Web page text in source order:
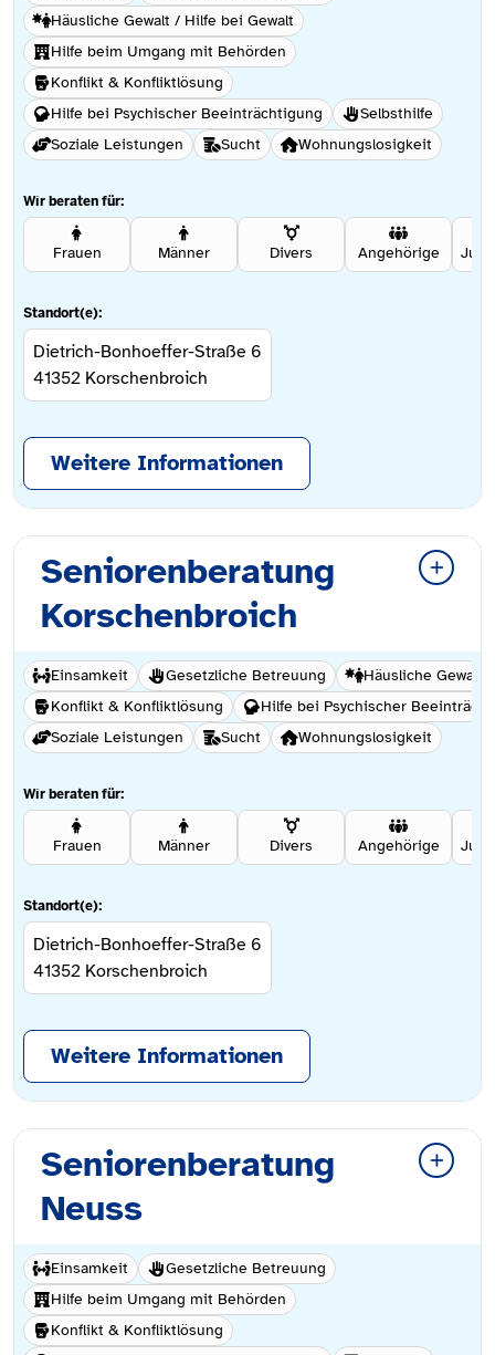
Häusliche Gewalt / Hilfe bei Gewalt
Hilfe beim Umgang mit Behörden
Konflikt & Konfliktlösung
Hilfe bei Psychischer Beeinträchtigung
Selbsthilfe
Soziale Leistungen
Sucht Wohnungslosigkeit
Wir beraten für:
Frauen Männer Divers Angehörige
Standort(e):
Dietrich-Bonhoeffer-Straße 6
41352 Korschenbroich
Weitere Informationen
Seniorenberatung
Korschenbroich
Einsamkeit Gesetzliche Betreuung
Häusliche Gewalt
Konflikt & Konfliktlösung
Hilfe bei Psychischer
Soziale Leistungen
Sucht Wohnungslosigkeit
Wir beraten für:
Frauen Männer Divers Angehörige
Standort(e):
Dietrich-Bonhoeffer-Straße 6
41352 Korschenbroich
Weitere Informationen
Seniorenberatung
Neuss
Einsamkeit
Gesetzliche Betreuung
Hilfe beim Umgang mit Behörden
Konflikt & Konfliktlösung